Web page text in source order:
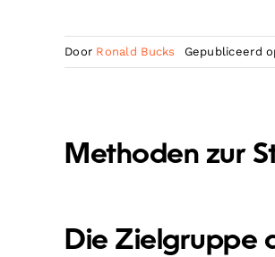
Door Ronald Bucks Gepubliceerd
Methoden zur
Die Zielgruppe